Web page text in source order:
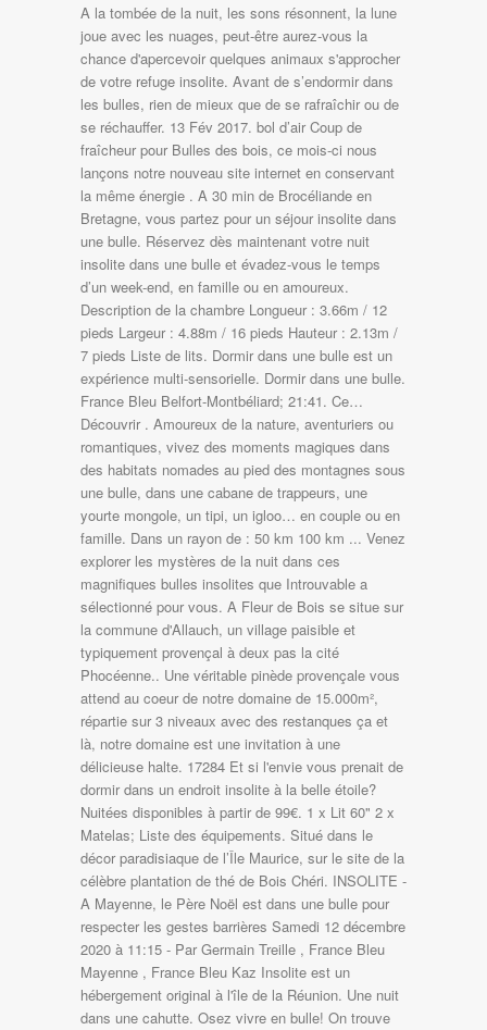
A la tombée de la nuit, les sons résonnent, la lune
joue avec les nuages, peut-être aurez-vous la
chance d'apercevoir quelques animaux s'approcher
de votre refuge insolite. Avant de s’endormir dans
les bulles, rien de mieux que de se rafraîchir ou de
se réchauffer. 13 Fév 2017. bol d’air Coup de
fraîcheur pour Bulles des bois, ce mois-ci nous
lançons notre nouveau site internet en conservant
la même énergie . A 30 min de Brocéliande en
Bretagne, vous partez pour un séjour insolite dans
une bulle. Réservez dès maintenant votre nuit
insolite dans une bulle et évadez-vous le temps
d’un week-end, en famille ou en amoureux.
Description de la chambre Longueur : 3.66m / 12
pieds Largeur : 4.88m / 16 pieds Hauteur : 2.13m /
7 pieds Liste de lits. Dormir dans une bulle est un
expérience multi-sensorielle. Dormir dans une bulle.
France Bleu Belfort-Montbéliard; 21:41. Ce…
Découvrir . Amoureux de la nature, aventuriers ou
romantiques, vivez des moments magiques dans
des habitats nomades au pied des montagnes sous
une bulle, dans une cabane de trappeurs, une
yourte mongole, un tipi, un igloo… en couple ou en
famille. Dans un rayon de : 50 km 100 km ... Venez
explorer les mystères de la nuit dans ces
magnifiques bulles insolites que Introuvable a
sélectionné pour vous. A Fleur de Bois se situe sur
la commune d'Allauch, un village paisible et
typiquement provençal à deux pas la cité
Phocéenne.. Une véritable pinède provençale vous
attend au coeur de notre domaine de 15.000m²,
répartie sur 3 niveaux avec des restanques ça et
là, notre domaine est une invitation à une
délicieuse halte. 17284 Et si l'envie vous prenait de
dormir dans un endroit insolite à la belle étoile?
Nuitées disponibles à partir de 99€. 1 x Lit 60" 2 x
Matelas; Liste des équipements. Situé dans le
décor paradisiaque de l’Île Maurice, sur le site de la
célèbre plantation de thé de Bois Chéri. INSOLITE -
A Mayenne, le Père Noël est dans une bulle pour
respecter les gestes barrières Samedi 12 décembre
2020 à 11:15 - Par Germain Treille , France Bleu
Mayenne , France Bleu Kaz Insolite est un
hébergement original à l'île de la Réunion. Une nuit
dans une cahutte. Osez vivre en bulle! On trouve